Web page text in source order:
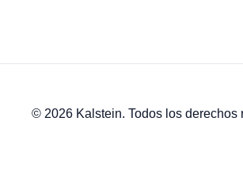
© 2026 Kalstein. Todos los derechos